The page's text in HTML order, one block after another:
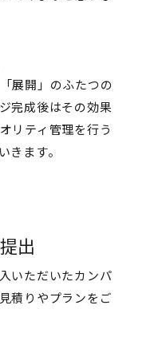
展開」のふたつの
完成後はその効果
リティ管理を行う
きます。
出
いただいたカンパ
積りやプランをご